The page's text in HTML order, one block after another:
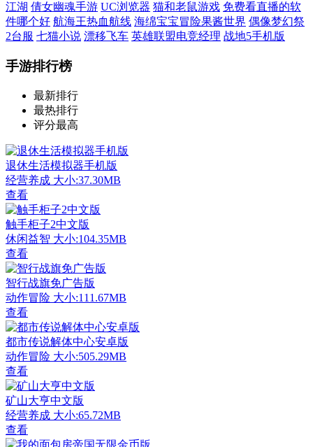
江湖 倩女幽魂手游 UC浏览器 猫和老鼠游戏 免费看直播的软
件哪个好 航海王热血航线 海绵宝宝冒险果酱世界 偶像梦幻祭
2台服 七猫小说 漂移飞车 英雄联盟电竞经理 战地5手机版
手游排行榜
最新排行
最热排行
评分最高
退休生活模拟器手机版
经营养成 大小:37.30MB
查看
触手柜子2中文版
休闲益智 大小:104.35MB
查看
智行战旗免广告版
动作冒险 大小:111.67MB
查看
都市传说解体中心安卓版
动作冒险 大小:505.29MB
查看
矿山大亨中文版
经营养成 大小:65.72MB
查看